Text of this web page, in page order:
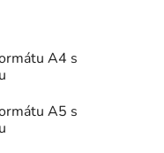
A4 s
A5 s